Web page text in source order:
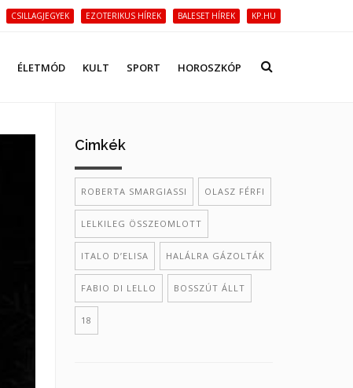
CSILLAGJEGYEK EZOTERIKUS HÍREK BALESET HÍREK KP.HU
ÉLETMÓD KULT SPORT HOROSZKÓP
Cimkék
ROBERTA SMARGIASSI OLASZ FÉRFI
LELKILEG ÖSSZEOMLOTT
ITALO D’ELISA HALÁLRA GÁZOLTÁK
FABIO DI LELLO BOSSZÚT ÁLLT
18